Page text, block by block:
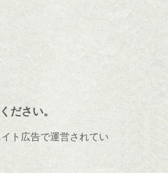
ださい。
ト広告で運営されてい